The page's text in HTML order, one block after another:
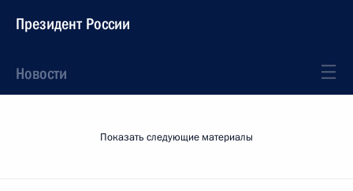
Президент России
Новости
Показать следующие материалы